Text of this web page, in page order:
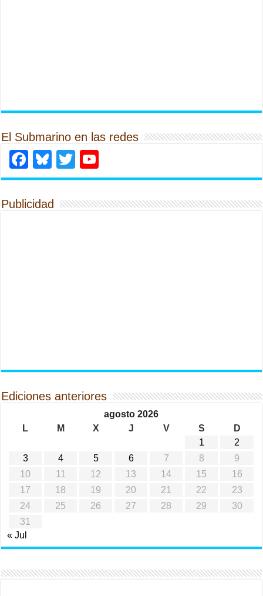
El Submarino en las redes
Facebook
Bluesky
Twitter
Publicidad
Ediciones anteriores
agosto 2026
L
M X J V S
D
1
2
3
4 5 6 7 8
9
10
11 12 13 14 15
16
17
18 19 20 21 22
23
24
25 26 27 28 29
30
31
« Jul